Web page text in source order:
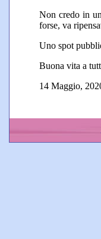
Non credo in
forse, va
Uno spot
Buona vita a
14 Maggio,